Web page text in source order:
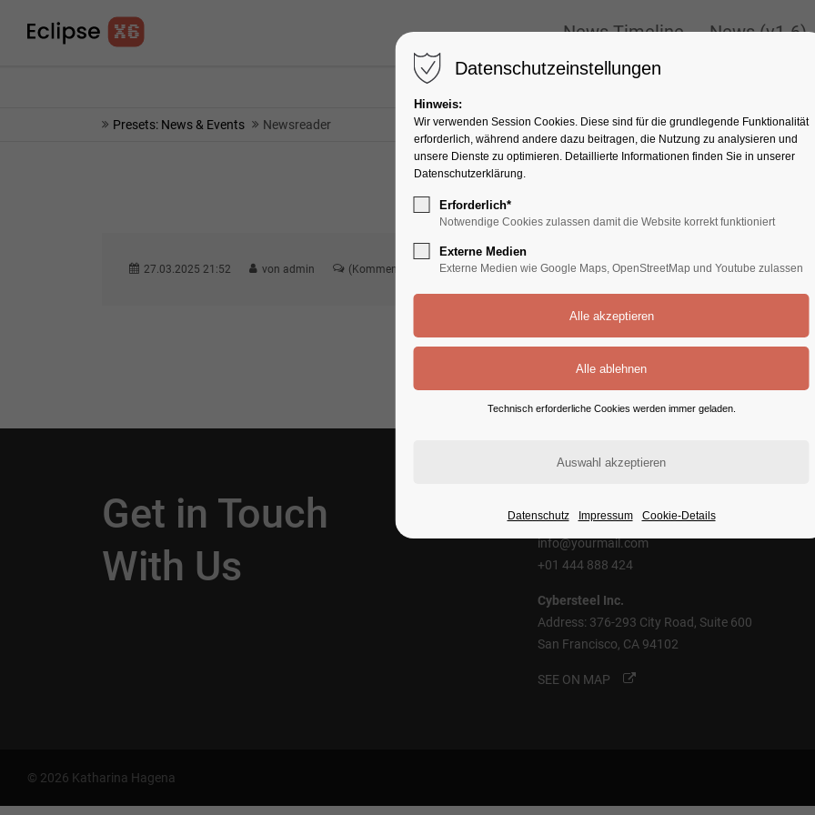
info@yourmail.com
News Timeline News (v1-6)
Presets: News & Events Newsreader
27.03.2025 21:52 von admin (Kommentare: 0)
Get in Touch
With Us
info@yourmail.com
+01 444 888 424
Cybersteel Inc.
Address: 376-293 City Road, Suite 600
San Francisco, CA 94102
SEE ON MAP
© 2026 Katharina Hagena
Datenschutzeinstellungen
Hinweis:
Wir verwenden Session Cookies. Diese sind für die grundlegende Funktionalität
erforderlich, während andere dazu beitragen, die Nutzung zu analysieren und
unsere Dienste zu optimieren. Detaillierte Informationen finden Sie in unserer
Datenschutzerklärung.
Erforderlich*
Notwendige Cookies zulassen damit die Website korrekt funktioniert
Externe Medien
Externe Medien wie Google Maps, OpenStreetMap und Youtube zulassen
Technisch erforderliche Cookies werden immer geladen.
Datenschutz Impressum Cookie-Details
News Timeline News (v1-6)